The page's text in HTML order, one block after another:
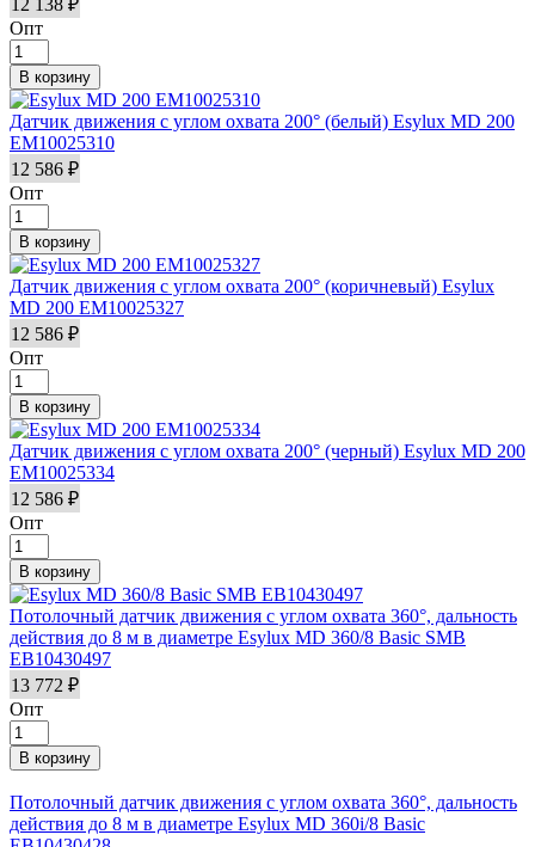
12 138 ₽
Опт
Датчик движения с углом охвата 200° (белый) Esylux MD 200
EM10025310
12 586 ₽
Опт
Датчик движения с углом охвата 200° (коричневый) Esylux
MD 200 EM10025327
12 586 ₽
Опт
Датчик движения с углом охвата 200° (черный) Esylux MD 200
EM10025334
12 586 ₽
Опт
Потолочный датчик движения с углом охвата 360°, дальность
действия до 8 м в диаметре Esylux MD 360/8 Basic SMB
EB10430497
13 772 ₽
Опт
Потолочный датчик движения с углом охвата 360°, дальность
действия до 8 м в диаметре Esylux MD 360i/8 Basic